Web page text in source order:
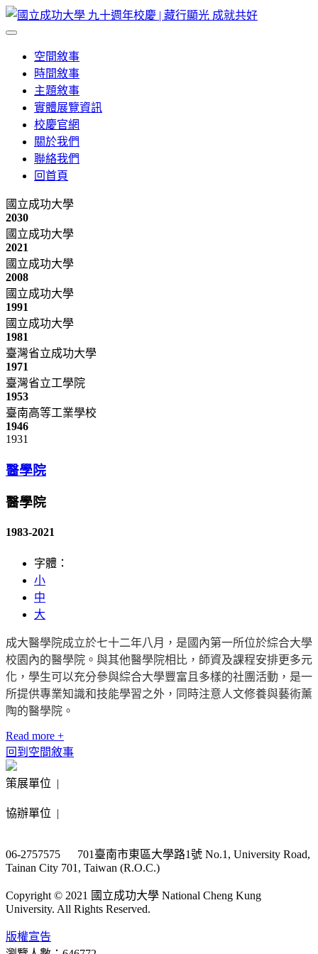
空間敘事
時間敘事
主題敘事
實體展覽資訊
校慶官網
關於我們
聯絡我們
回首頁
國立成功大學
2030
國立成功大學
2021
國立成功大學
2008
國立成功大學
1991
國立成功大學
1981
臺灣省立成功大學
1971
臺灣省立工學院
1953
臺南高等工業學校
1946
1931
醫學院
醫學院
1983-2021
字體：
小
中
大
成大醫學院成立於七十二年八月，是國內第一所位於綜合大學
校園內的醫學院。與其他醫學院相比，師資及課程安排更多元
化，學生可以充分參與綜合大學豐富且多樣的社團活動，是一
所提供專業知識和技能學習之外，同時注意人文修養與藝術薰
陶的醫學院。
Read more +
回到空間敘事
策展單位 |
協辦單位 |
06-2757575 701臺南市東區大學路1號 No.1, University Road,
Tainan City 701, Taiwan (R.O.C.)
Copyright © 2021 國立成功大學 National Cheng Kung
University. All Rights Reserved.
版權宣告